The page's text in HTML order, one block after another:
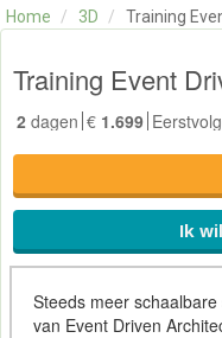
OVER ONS
SKILLS ALCHEMIST
Home / 3D / Training
Training Event
2 dagen € 1.699
Ik
Steeds meer
van Event Driven